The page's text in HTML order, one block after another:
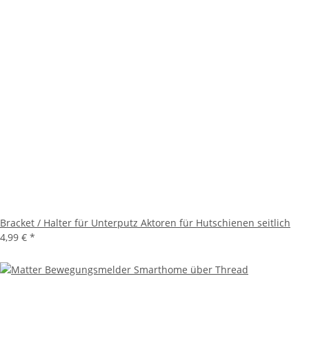
Bracket / Halter für Unterputz Aktoren für Hutschienen seitlich
4,99 € *